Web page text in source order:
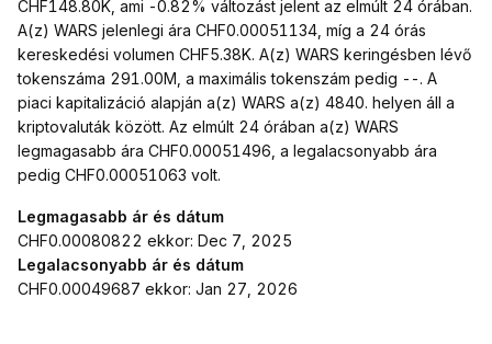
CHF148.80K, ami -0.82% változást jelent az elmúlt 24 órában.
A(z) WARS jelenlegi ára CHF0.00051134, míg a 24 órás
kereskedési volumen CHF5.38K. A(z) WARS keringésben lévő
tokenszáma 291.00M, a maximális tokenszám pedig --. A
piaci kapitalizáció alapján a(z) WARS a(z) 4840. helyen áll a
kriptovaluták között. Az elmúlt 24 órában a(z) WARS
legmagasabb ára CHF0.00051496, a legalacsonyabb ára
pedig CHF0.00051063 volt.
Legmagasabb ár és dátum
CHF0.00080822 ekkor: Dec 7, 2025
Legalacsonyabb ár és dátum
CHF0.00049687 ekkor: Jan 27, 2026